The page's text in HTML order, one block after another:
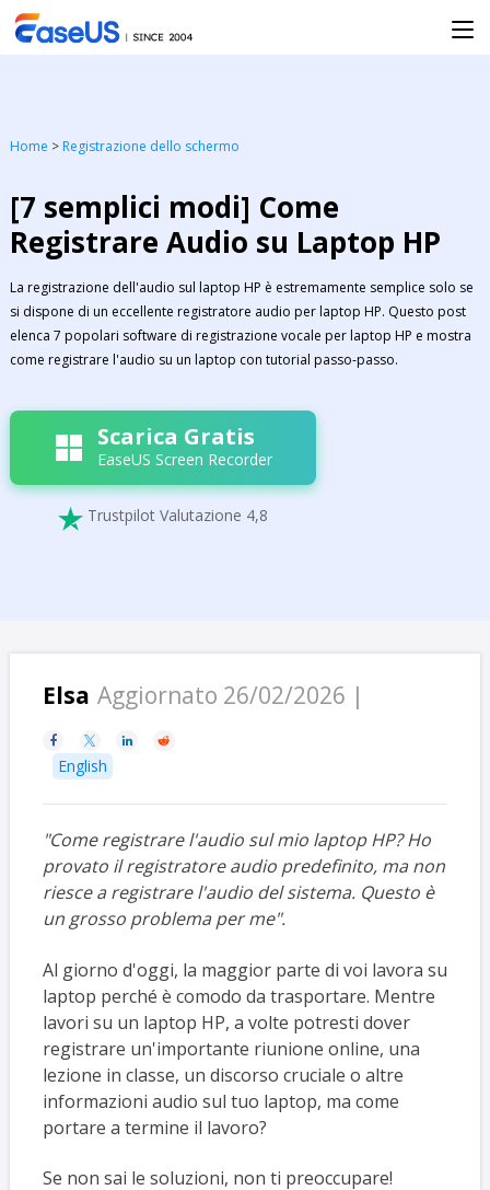
Home > Registrazione dello schermo
[7 semplici modi] Come
Registrare Audio su Laptop HP
La registrazione dell'audio sul laptop HP è estremamente semplice solo se
si dispone di un eccellente registratore audio per laptop HP. Questo post
elenca 7 popolari software di registrazione vocale per laptop HP e mostra
come registrare l'audio su un laptop con tutorial passo-passo.
Scarica Gratis
EaseUS Screen Recorder
 Trustpilot Valutazione 4,8
Elsa Aggiornato 26/02/2026 |
   
English
"Come registrare l'audio sul mio laptop HP? Ho
provato il registratore audio predefinito, ma non
riesce a registrare l'audio del sistema. Questo è
un grosso problema per me".
Al giorno d'oggi, la maggior parte di voi lavora su
laptop perché è comodo da trasportare. Mentre
lavori su un laptop HP, a volte potresti dover
registrare un'importante riunione online, una
lezione in classe, un discorso cruciale o altre
informazioni audio sul tuo laptop, ma come
portare a termine il lavoro?
Se non sai le soluzioni, non ti preoccupare!